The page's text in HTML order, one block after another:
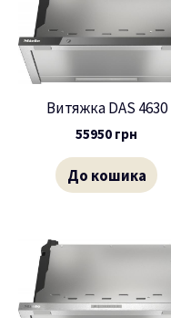
Витяжка DAS 4630
55950 грн
До кошика